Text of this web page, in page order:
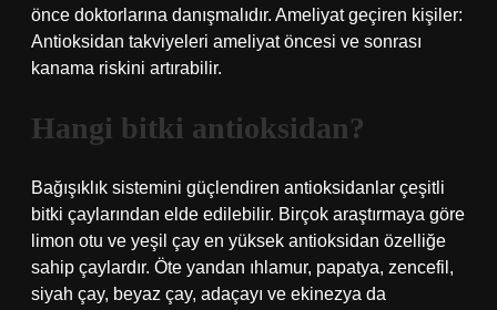
önce doktorlarına danışmalıdır. Ameliyat geçiren kişiler:
Antioksidan takviyeleri ameliyat öncesi ve sonrası
kanama riskini artırabilir.
Hangi bitki antioksidan?
Bağışıklık sistemini güçlendiren antioksidanlar çeşitli
bitki çaylarından elde edilebilir. Birçok araştırmaya göre
limon otu ve yeşil çay en yüksek antioksidan özelliğe
sahip çaylardır. Öte yandan ıhlamur, papatya, zencefil,
siyah çay, beyaz çay, adaçayı ve ekinezya da